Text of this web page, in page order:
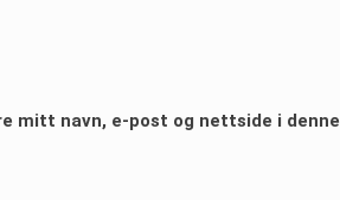
mitt navn, e-post og nettside i denne